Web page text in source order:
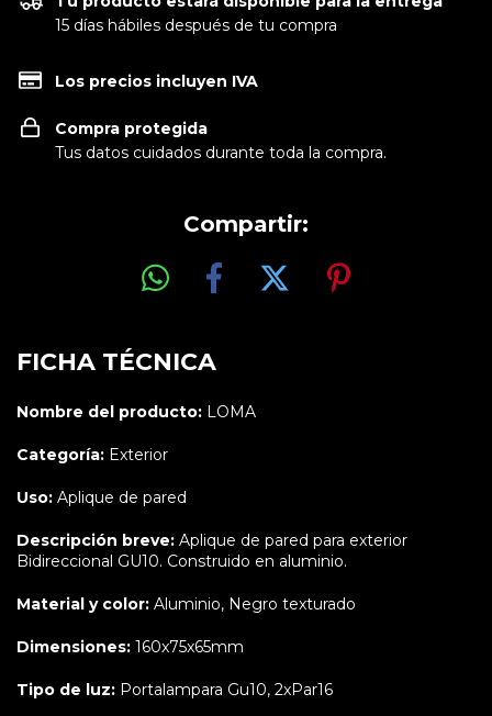
15 días hábiles después de tu compra
Los precios incluyen IVA
Compra protegida
Tus datos cuidados durante toda la compra.
Compartir:
FICHA TÉCNICA
Nombre del producto: LOMA
Categoría: Exterior
Uso: Aplique de pared
Descripción breve: Aplique de pared para exterior
Bidireccional GU10. Construido en aluminio.
Material y color: Aluminio, Negro texturado
Dimensiones: 160x75x65mm
Tipo de luz: Portalampara Gu10, 2xPar16